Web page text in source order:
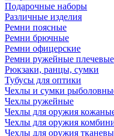
Подарочные наборы
Различные изделия
Ремни поясные
Ремни брючные
Ремни офицерские
Ремни ружейные плечевые
Рюкзаки, ранцы, сумки
Тубусы для оптики
Чехлы и сумки
Чехлы ружейные
Чехлы для оружия
Чехлы для оружия
Чехлы для оружия